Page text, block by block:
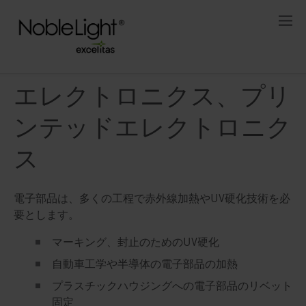
エレクトロニクス、プリ
ンテッドエレクトロニク
ス
電子部品は、多くの工程で赤外線加熱やUV硬化技術を必
要とします。
マーキング、封止のためのUV硬化
自動車工学や半導体の電子部品の加熱
プラスチックハウジングへの電子部品のリベット
固定